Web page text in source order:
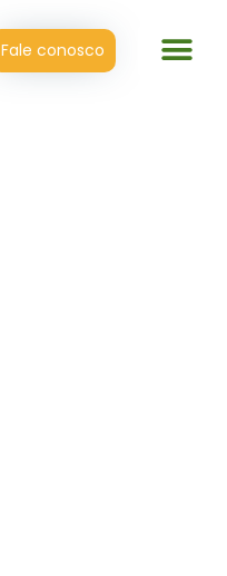
Fale conosco